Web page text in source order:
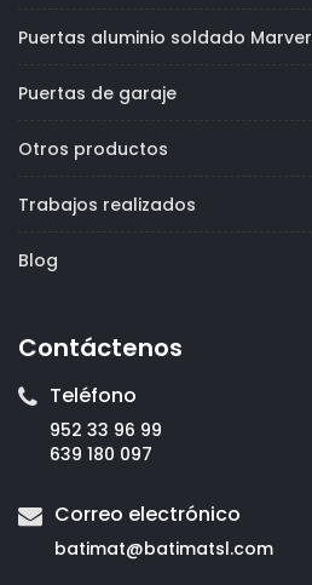
Puertas aluminio soldado Marver
Puertas de garaje
Otros productos
Trabajos realizados
Blog
Contáctenos
Teléfono
952 33 96 99
639 180 097
Correo electrónico
batimat@batimatsl.com